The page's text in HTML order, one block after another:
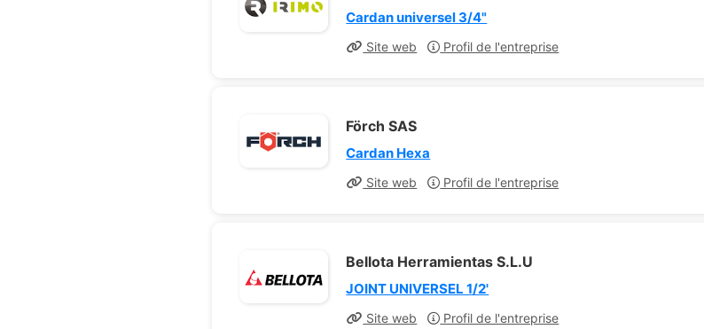
Cardan universel 3/4"
Site web Profil de l'entreprise
Förch SAS
Cardan Hexa
Site web Profil de l'entreprise
Bellota Herramientas S.L.U
JOINT UNIVERSEL 1/2'
Site web Profil de l'entreprise